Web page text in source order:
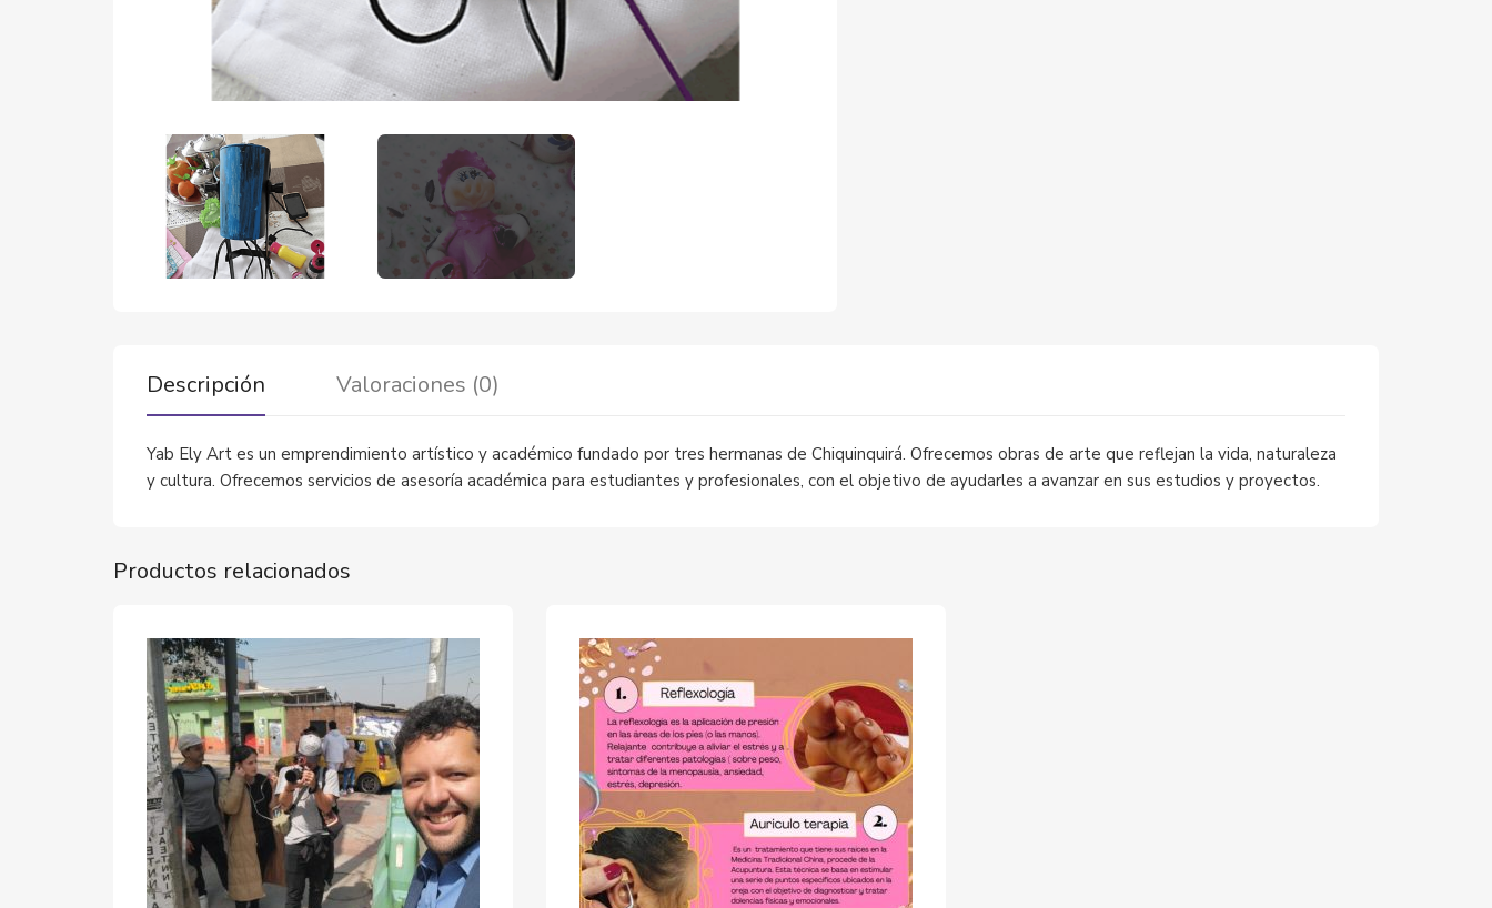
Descripción Valoraciones (0)
Yab Ely Art es un emprendimiento artístico y académico fundado por tres hermanas de Chiquinquirá. Ofrecemos obras de arte que reflejan la vida, naturaleza
y cultura. Ofrecemos servicios de asesoría académica para estudiantes y profesionales, con el objetivo de ayudarles a avanzar en sus estudios y proyectos.
Productos relacionados